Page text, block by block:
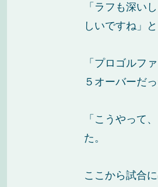
「ラフも深い
しいですね」
「プロゴルフ
５オーバーだ
「こうやって
た。
ここから試合